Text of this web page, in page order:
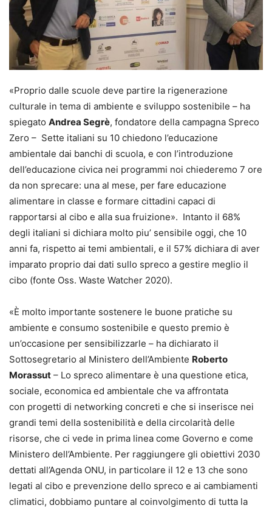
«Proprio dalle scuole deve partire la rigenerazione
culturale in tema di ambiente e sviluppo sostenibile – ha
spiegato Andrea Segrè, fondatore della campagna Spreco
Zero – Sette italiani su 10 chiedono l’educazione
ambientale dai banchi di scuola, e con l’introduzione
dell’educazione civica nei programmi noi chiederemo 7 ore
da non sprecare: una al mese, per fare educazione
alimentare in classe e formare cittadini capaci di
rapportarsi al cibo e alla sua fruizione». Intanto il 68%
degli italiani si dichiara molto piu’ sensibile oggi, che 10
anni fa, rispetto ai temi ambientali, e il 57% dichiara di aver
imparato proprio dai dati sullo spreco a gestire meglio il
cibo (fonte Oss. Waste Watcher 2020).
«È molto importante sostenere le buone pratiche su
ambiente e consumo sostenibile e questo premio è
un’occasione per sensibilizzarle – ha dichiarato il
Sottosegretario al Ministero dell’Ambiente Roberto
Morassut – Lo spreco alimentare è una questione etica,
sociale, economica ed ambientale che va affrontata
con progetti di networking concreti e che si inserisce nei
grandi temi della sostenibilità e della circolarità delle
risorse, che ci vede in prima linea come Governo e come
Ministero dell’Ambiente. Per raggiungere gli obiettivi 2030
dettati all’Agenda ONU, in particolare il 12 e 13 che sono
legati al cibo e prevenzione dello spreco e ai cambiamenti
climatici, dobbiamo puntare al coinvolgimento di tutta la